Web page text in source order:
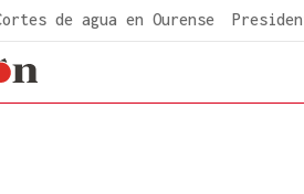
de agua en Ourense